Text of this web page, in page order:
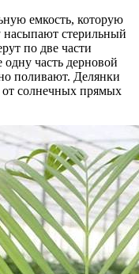
емкость, которую
насыпают стерильный
по две части
одну часть дерновой
поливают. Делянки
солнечных прямых